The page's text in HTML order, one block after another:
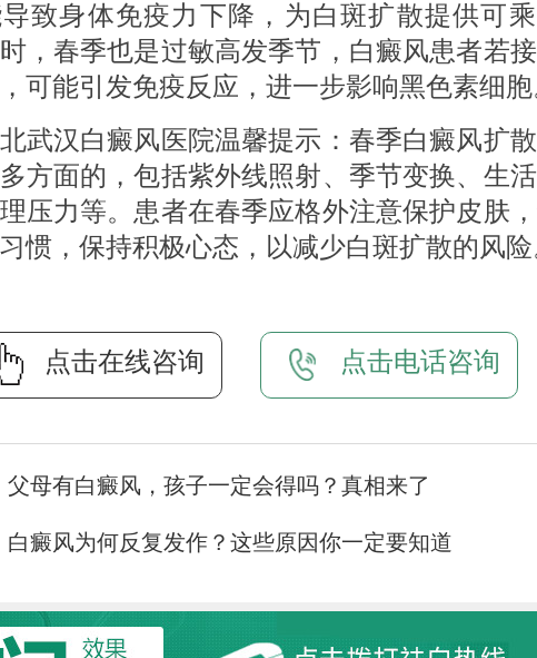
致身体免疫力下降，为白斑扩散提供可
，春季也是过敏高发季节，白癜风患者若
可能引发免疫反应，进一步影响黑色素细胞
汉白癜风医院温馨提示：春季白癜风扩
方面的，包括紫外线照射、季节变换、生
压力等。患者在春季应格外注意保护皮肤
惯，保持积极心态，以减少白斑扩散的风险
点击在线咨询 点击电话咨询
父母有白癜风，孩子一定会得吗？真相来了
白癜风为何反复发作？这些原因你一定要知道